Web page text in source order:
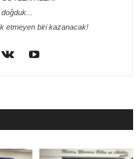
etmeyen biri kazanacak!